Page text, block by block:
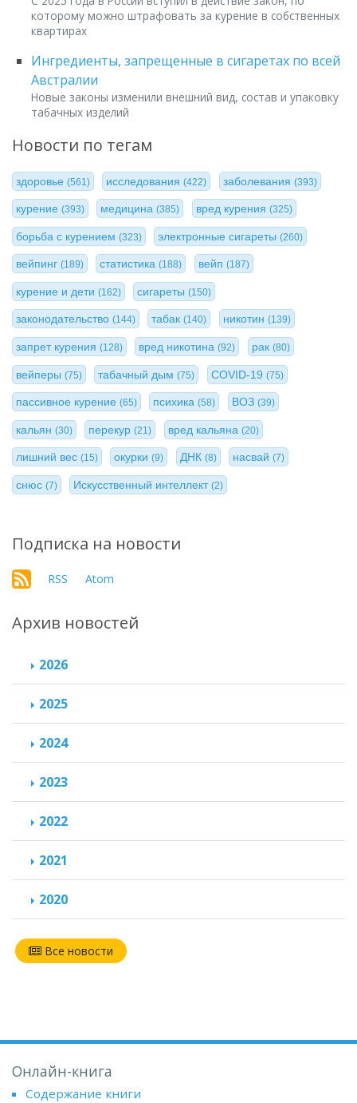
которому можно штрафовать за курение в собственных
квартирах
Ингредиенты, запрещенные в сигаретах по всей
Австралии
Новые законы изменили внешний вид, состав и упаковку
табачных изделий
Новости по тегам
здоровье (561) исследования(422) заболевания (393)
курение (393) медицина(385) вред курения (325)
борьба с курением (323) электронные сигареты(260)
вейпинг (189) статистика(188) вейп (187)
курение и дети (162) сигареты(150)
законодательство (144) табак(140) никотин (139)
запрет курения (128) вред никотина(92) рак (80)
вейперы (75) табачный дым(75) COVID-19 (75)
пассивное курение (65) психика(58) ВОЗ (39)
кальян (30) перекур(21) вред кальяна (20)
лишний вес (15) окурки(9) ДНК (8) насвай(7)
снюс (7) Искусственный интеллект(2)
Подписка на новости
RSS Atom
Архив новостей
2026
2025
2024
2023
2022
2021
2020
Все новости
Онлайн-книга
Содержание книги